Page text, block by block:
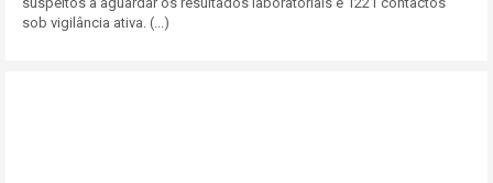
sob vigilância ativa. (...)